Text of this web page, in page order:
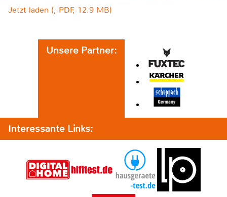
Jetzt laden (, PDF, 12.9 MB)
Unsere Partner:
Interessante Links: